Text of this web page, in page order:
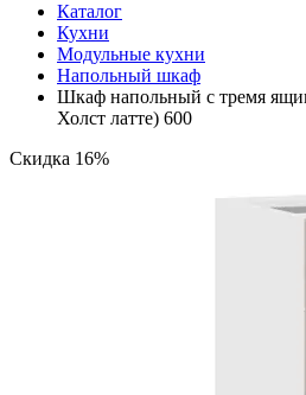
Каталог
Кухни
Модульные кухни
Напольный шкаф
Шкаф напольный с тремя
Холст латте) 600
Скидка 16%